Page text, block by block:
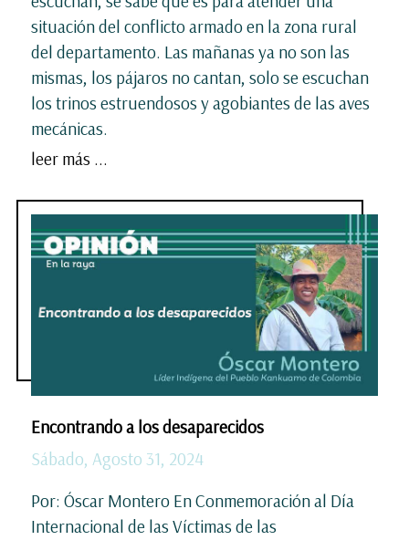
situación del conflicto armado en la zona rural
del departamento. Las mañanas ya no son las
mismas, los pájaros no cantan, solo se escuchan
los trinos estruendosos y agobiantes de las aves
mecánicas.
leer más ...
Encontrando a los desaparecidos
Sábado, Agosto 31, 2024
Por: Óscar Montero En Conmemoración al Día
Internacional de las Víctimas de las